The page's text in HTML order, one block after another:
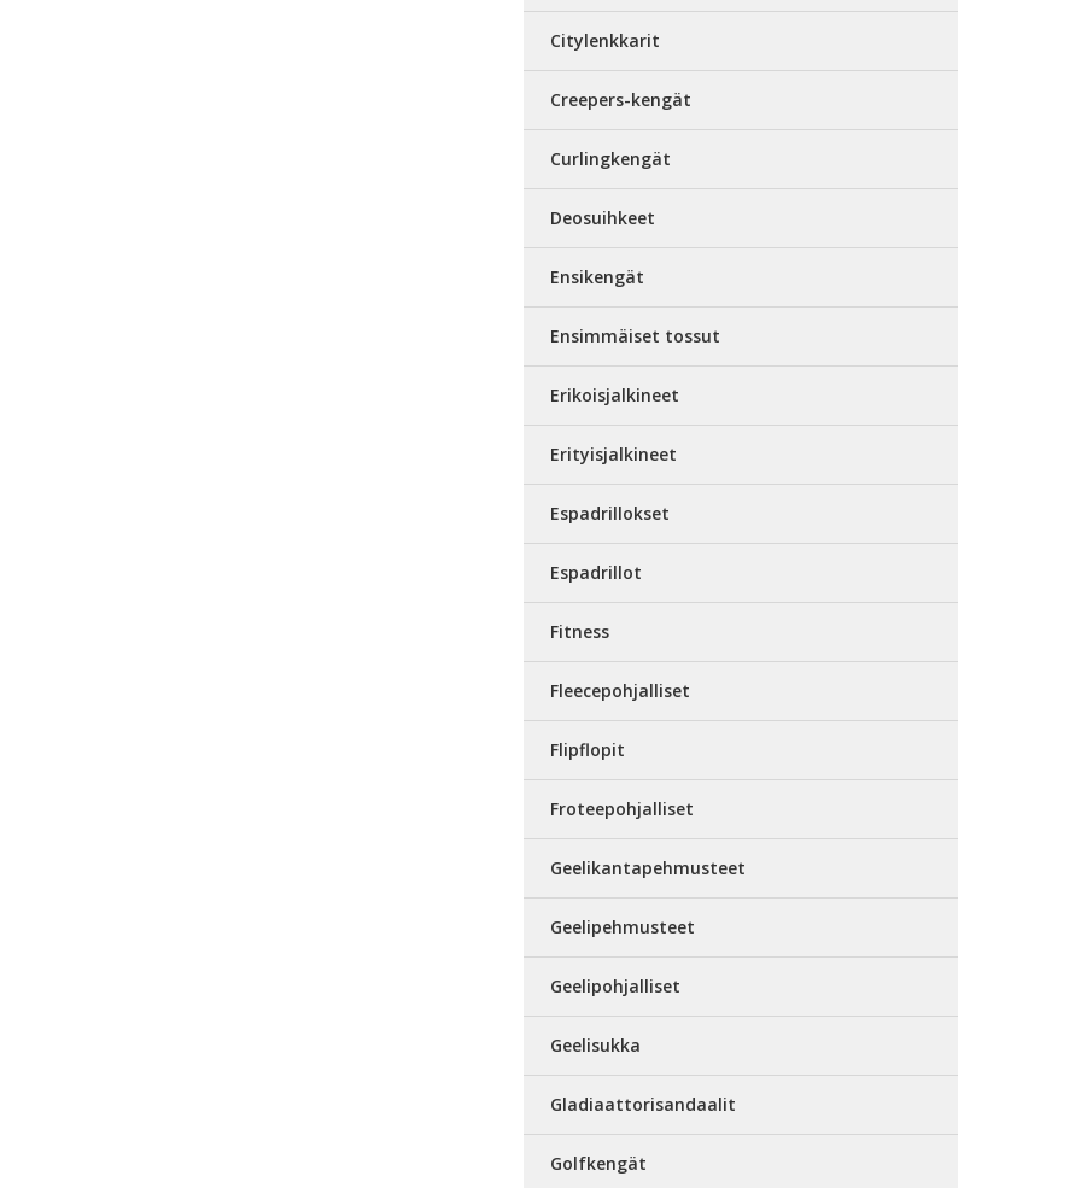
Citylenkkarit
Creepers-kengät
Curlingkengät
Deosuihkeet
Ensikengät
Ensimmäiset tossut
Erikoisjalkineet
Erityisjalkineet
Espadrillokset
Espadrillot
Fitness
Fleecepohjalliset
Flipflopit
Froteepohjalliset
Geelikantapehmusteet
Geelipehmusteet
Geelipohjalliset
Geelisukka
Gladiaattorisandaalit
Golfkengät